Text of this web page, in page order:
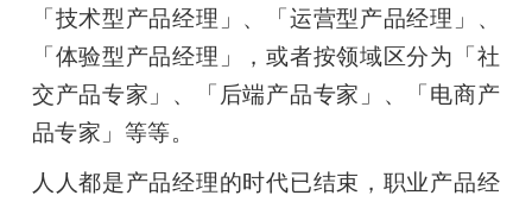
「技术型产品经理」、「运营型产品经理」、
「体验型产品经理」，或者按领域区分为「社
交产品专家」、「后端产品专家」、「电商产
品专家」等等。
人人都是产品经理的时代已结束，职业产品经